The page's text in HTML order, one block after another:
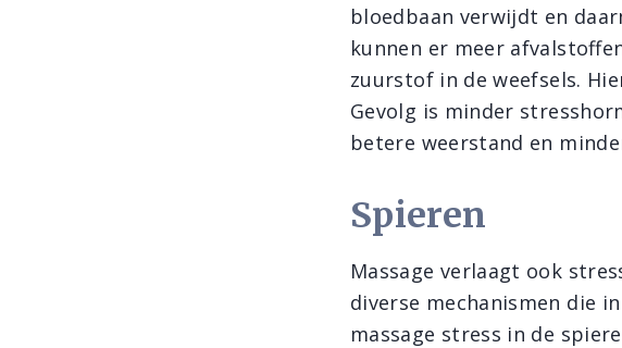
bloedbaan verwijdt en
kunnen er meer
zuurstof in de weefsels.
Gevolg is minder
betere weerstand en
Spieren
Massage verlaagt ook
diverse mechanismen die
massage stress in de